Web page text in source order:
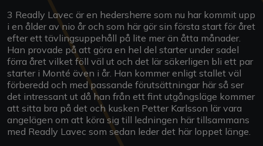
3 Readly Lavec är en hedersherre som nu har kommit upp
i en ålder av nio år och som här gör sin första start för året
efter ett tävlingsuppehåll på lite mer än åtta månader.
Han provade på att göra en hel del starter under sadel
förra året vilket föll väl ut och det lär säkerligen bli ett par
starter i Monté även i år. Han kommer enligt stallet väl
förberedd och med passande förutsättningar här så ser
det intressant ut då han från ett fint utgångsläge kommer
att sitta bra på det och kusken Petter Karlsson lär vara
angelägen om att köra sig till ledningen här tillsammans
med Readly Lavec som sedan leder det här loppet länge.